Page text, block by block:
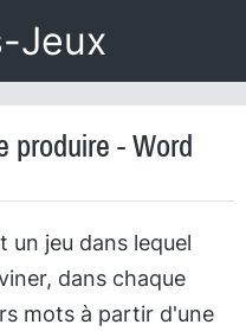
Jeux
produire - Word
un jeu dans lequel
dans chaque
mots à partir d'une